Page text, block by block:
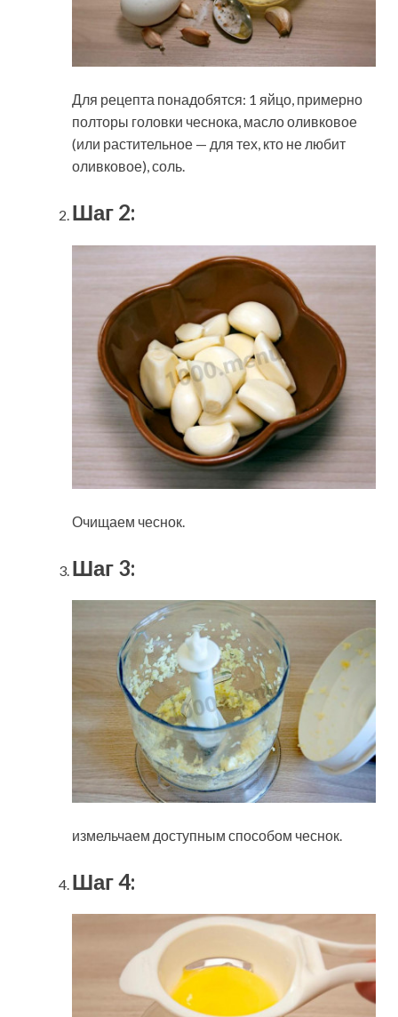
Для рецепта понадобятся: 1 яйцо, примерно
полторы головки чеснока, масло оливковое
(или растительное — для тех, кто не любит
оливковое), соль.
Шаг 2:
Очищаем чеснок.
Шаг 3:
измельчаем доступным способом чеснок.
Шаг 4: